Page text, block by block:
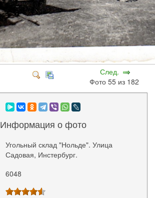
След.
Фото 55 из 182
Информация о фото
Угольный склад "Нольде". Улица
Садовая, Инстербург.
6048